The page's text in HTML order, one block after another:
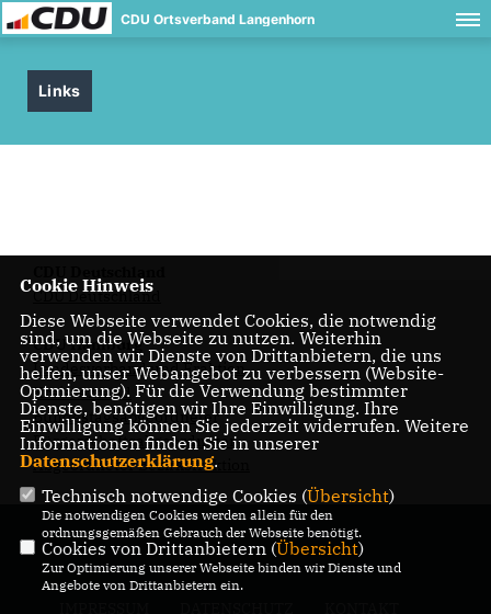
CDU Ortsverband Langenhorn
Links
CDU Deutschland
CDU Hamburg
Landesverband und Fraktion
Kreisverband
Bundestagsabgeordneter
Bürgerschaftsabgeordneter
Abgeordneter Bezirksfraktion
Cookie Hinweis
Diese Webseite verwendet Cookies, die notwendig
sind, um die Webseite zu nutzen. Weiterhin
verwenden wir Dienste von Drittanbietern, die uns
helfen, unser Webangebot zu verbessern (Website-
Optmierung). Für die Verwendung bestimmter
Dienste, benötigen wir Ihre Einwilligung. Ihre
Einwilligung können Sie jederzeit widerrufen. Weitere
Informationen finden Sie in unserer
Datenschutzerklärung.
Technisch notwendige Cookies (Übersicht)
Die notwendigen Cookies werden allein für den
ordnungsgemäßen Gebrauch der Webseite benötigt.
Cookies von Drittanbietern (Übersicht)
Zur Optimierung unserer Webseite binden wir Dienste und
Angebote von Drittanbietern ein.